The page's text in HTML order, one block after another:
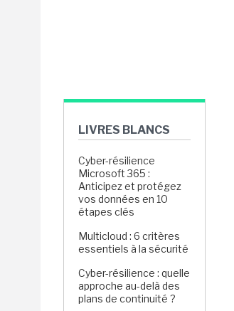
LIVRES BLANCS
Cyber-résilience
Microsoft 365 :
Anticipez et protégez
vos données en 10
étapes clés
Multicloud : 6 critères
essentiels à la sécurité
Cyber-résilience : quelle
approche au-delà des
plans de continuité ?